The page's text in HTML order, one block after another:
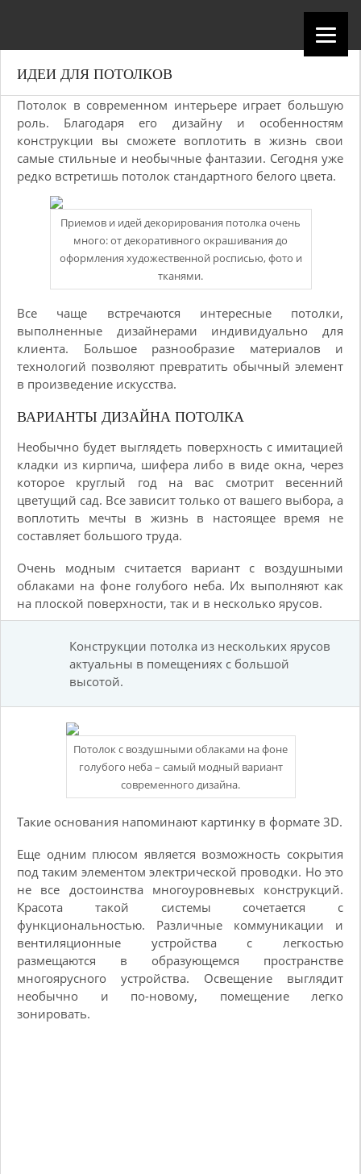
ИДЕИ ДЛЯ ПОТОЛКОВ
Потолок в современном интерьере играет большую
роль. Благодаря его дизайну и особенностям
конструкции вы сможете воплотить в жизнь свои
самые стильные и необычные фантазии. Сегодня уже
редко встретишь потолок стандартного белого цвета.
Приемов и идей декорирования потолка очень
много: от декоративного окрашивания до
оформления художественной росписью, фото и
тканями.
Все чаще встречаются интересные потолки,
выполненные дизайнерами индивидуально для
клиента. Большое разнообразие материалов и
технологий позволяют превратить обычный элемент
в произведение искусства.
ВАРИАНТЫ ДИЗАЙНА ПОТОЛКА
Необычно будет выглядеть поверхность с имитацией
кладки из кирпича, шифера либо в виде окна, через
которое круглый год на вас смотрит весенний
цветущий сад. Все зависит только от вашего выбора, а
воплотить мечты в жизнь в настоящее время не
составляет большого труда.
Очень модным считается вариант с воздушными
облаками на фоне голубого неба. Их выполняют как
на плоской поверхности, так и в несколько ярусов.
Конструкции потолка из нескольких ярусов
актуальны в помещениях с большой
высотой.
Потолок с воздушными облаками на фоне
голубого неба – самый модный вариант
современного дизайна.
Такие основания напоминают картинку в формате 3D.
Еще одним плюсом является возможность сокрытия
под таким элементом электрической проводки. Но это
не все достоинства многоуровневых конструкций.
Красота такой системы сочетается с
функциональностью. Различные коммуникации и
вентиляционные устройства с легкостью
размещаются в образующемся пространстве
многоярусного устройства. Освещение выглядит
необычно и по-новому, помещение легко
зонировать.